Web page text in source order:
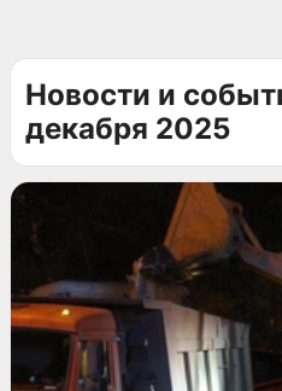
Новости и
декабря 2025